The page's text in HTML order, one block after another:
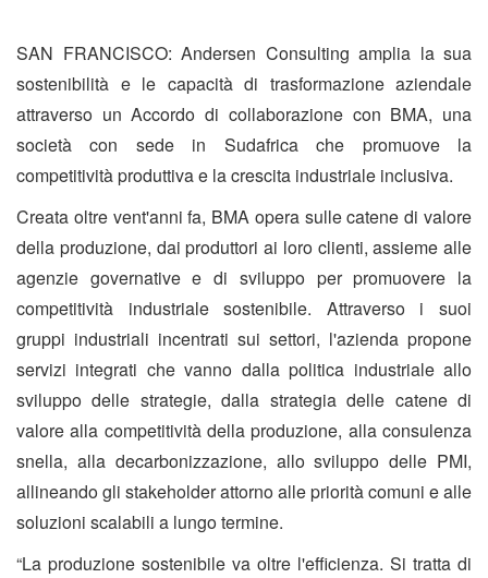
SAN FRANCISCO: Andersen Consulting amplia la sua
sostenibilità e le capacità di trasformazione aziendale
attraverso un Accordo di collaborazione con BMA, una
società con sede in Sudafrica che promuove la
competitività produttiva e la crescita industriale inclusiva.
Creata oltre vent'anni fa, BMA opera sulle catene di valore
della produzione, dai produttori ai loro clienti, assieme alle
agenzie governative e di sviluppo per promuovere la
competitività industriale sostenibile. Attraverso i suoi
gruppi industriali incentrati sui settori, l'azienda propone
servizi integrati che vanno dalla politica industriale allo
sviluppo delle strategie, dalla strategia delle catene di
valore alla competitività della produzione, alla consulenza
snella, alla decarbonizzazione, allo sviluppo delle PMI,
allineando gli stakeholder attorno alle priorità comuni e alle
soluzioni scalabili a lungo termine.
“La produzione sostenibile va oltre l'efficienza. Si tratta di